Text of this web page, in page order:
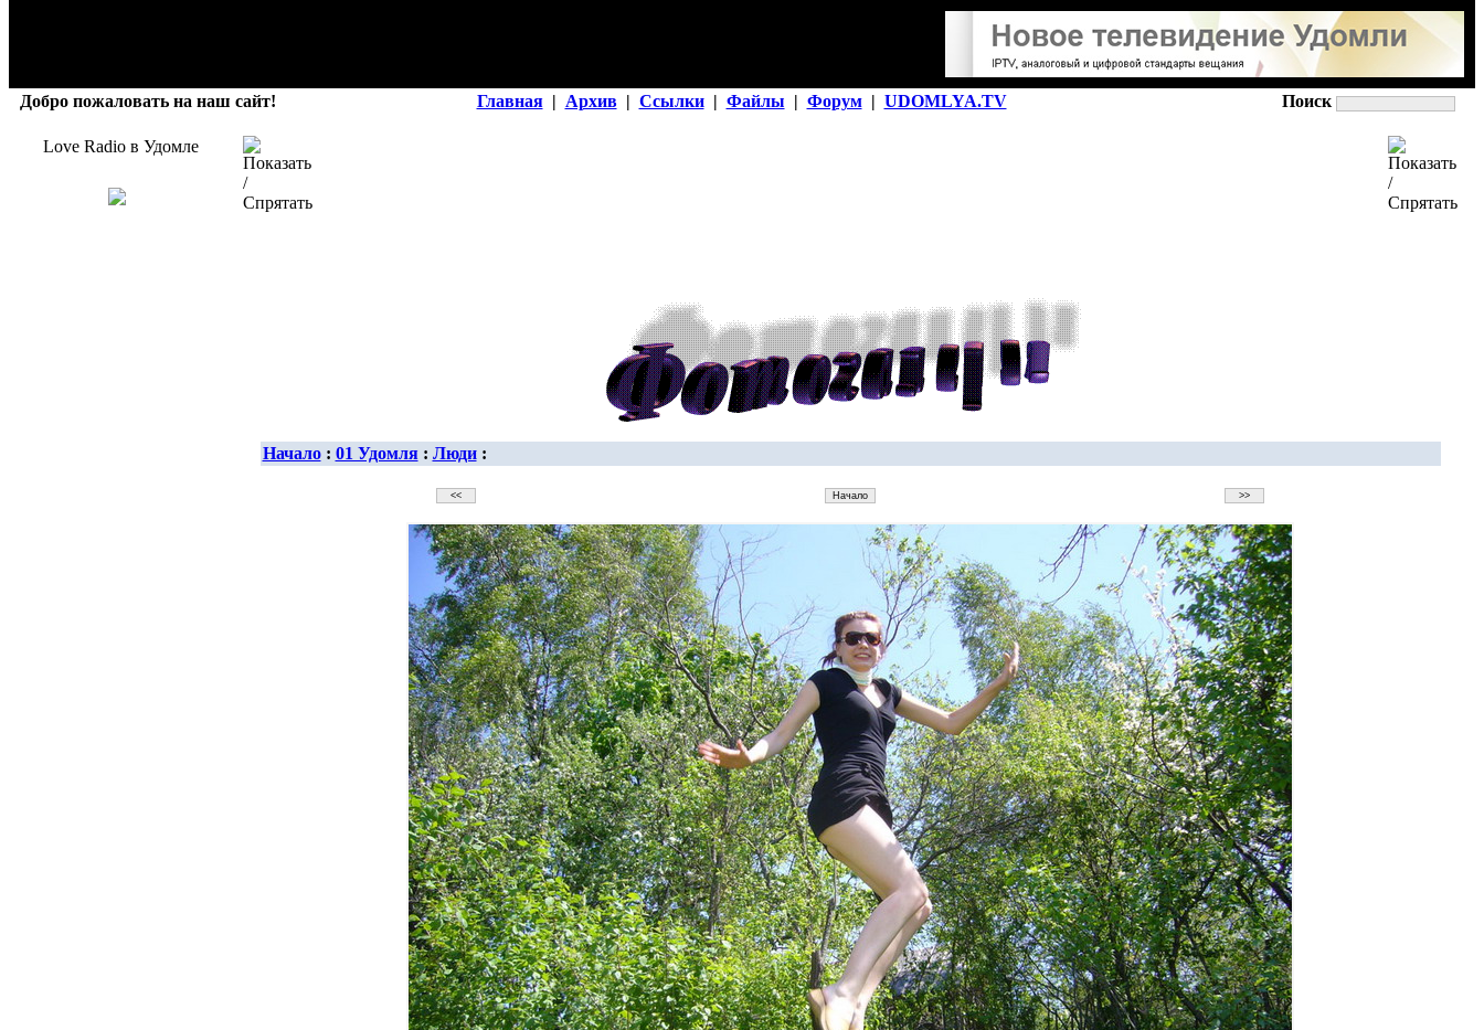
Добро пожаловать на наш сайт! Главная | Архив | Ссылки | Файлы | Форум | UDOMLYA.TV Поиск
Love Radio в Удомле
Начало: 01 Удомля: Люди: